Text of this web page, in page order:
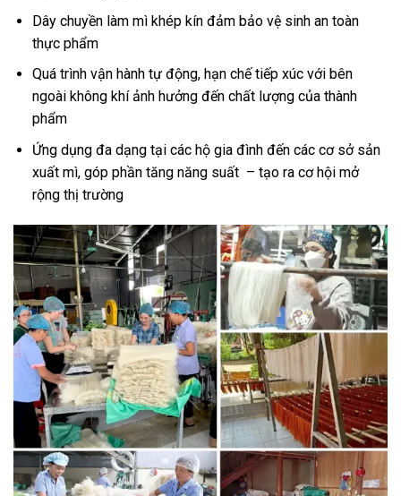
Dây chuyền làm mì khép kín đảm bảo vệ sinh an toàn
thực phẩm
Quá trình vận hành tự động, hạn chế tiếp xúc với bên
ngoài không khí ảnh hưởng đến chất lượng của thành
phẩm
Ứng dụng đa dạng tại các hộ gia đình đến các cơ sở sản
xuất mì, góp phần tăng năng suất – tạo ra cơ hội mở
rộng thị trường